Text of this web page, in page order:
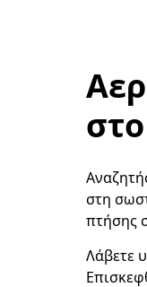
στη
πτήσης
Λάβετε